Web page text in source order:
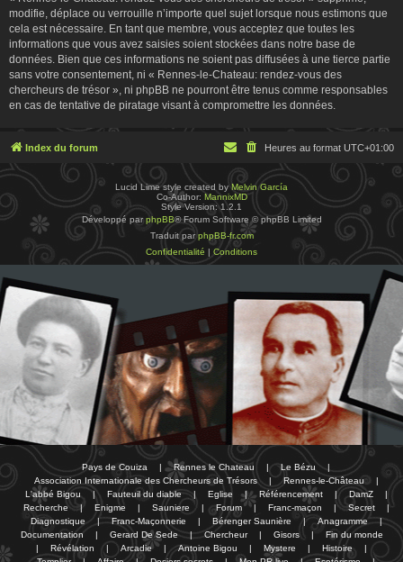
modifie, déplace ou verrouille n’importe quel sujet lorsque nous estimons que
cela est nécessaire. En tant que membre, vous acceptez que toutes les
informations que vous avez saisies soient stockées dans notre base de
données. Bien que ces informations ne soient pas diffusées à une tierce partie
sans votre consentement, ni « Rennes-le-Chateau: rendez-vous des
chercheurs de trésor », ni phpBB ne pourront être tenus comme responsables
en cas de tentative de piratage visant à compromettre les données.
Index du forum Heures au format UTC+01:00
Lucid Lime style created by Melvin García
Co-Author: MannixMD
Style Version: 1.2.1
Développé parphpBB® Forum Software © phpBB Limited
Traduit par phpBB-fr.com
Confidentialité | Conditions
Pays de Couiza | Rennes le Chateau | Le Bézu
|
Association Internationale des Chercheurs de Trésors
| Rennes-le-Château
|
L'abbé Bigou
| Fauteuil du diable | Eglise | Référencement | DamZ
|
Recherche
| Enigme | Sauniere | Forum | Franc-maçon | Secret
|
Diagnostique
| Franc-Maçonnerie | Bérenger Saunière | Anagramme
|
Documentation
| Gerard De Sede | Chercheur | Gisors |
Fin du monde
|
Révélation | Arcadie | Antoine Bigou | Mystere | Histoire
|